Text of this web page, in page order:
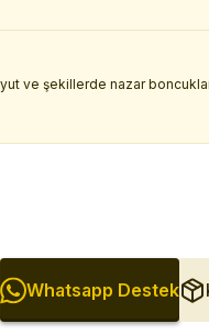
ve şekillerde nazar
Whatsapp Destek